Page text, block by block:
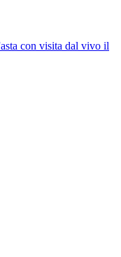
con visita dal vivo il